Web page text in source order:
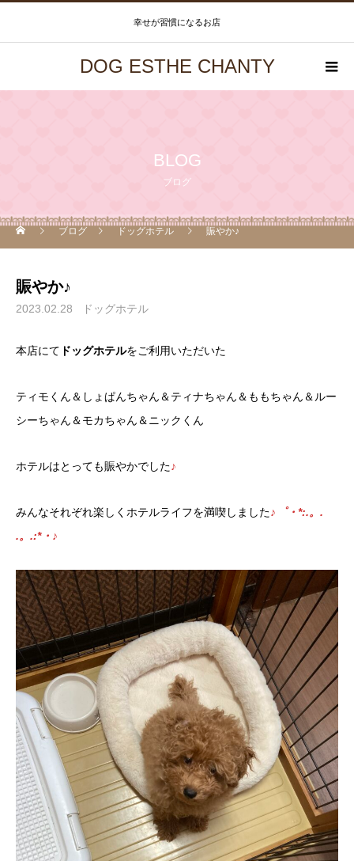
幸せが習慣になるお店
DOG ESTHE CHANTY
BLOG
ブログ
ブログ ドッグホテル 賑やか♪
賑やか♪
2023.02.28 ドッグホテル
本店にて ドッグホテルをご利用いただいた
ティモくん＆しょぱんちゃん＆ティナちゃん＆ももちゃん＆ルー
シーちゃん＆モカちゃん＆ニックくん
ホテルはとっても賑やかでした♪
みんなそれぞれ楽しくホテルライフを満喫しました♪゜・*:.。.
.。.:*・♪